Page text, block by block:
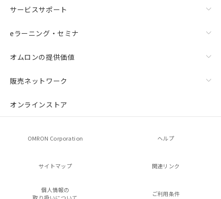
サービスサポート
eラーニング・セミナ
オムロンの提供価値
販売ネットワーク
オンラインストア
OMRON Corporation ヘルプ
サイトマップ 関連リンク
個人情報の
ご利用条件